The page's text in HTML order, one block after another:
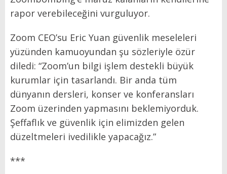
rapor verebileceğini vurguluyor.
Zoom CEO’su Eric Yuan güvenlik meseleleri
yüzünden kamuoyundan şu sözleriyle özür
diledi: “Zoom’un bilgi işlem destekli büyük
kurumlar için tasarlandı. Bir anda tüm
dünyanın dersleri, konser ve konferansları
Zoom üzerinden yapmasını beklemiyorduk.
Şeffaflık ve güvenlik için elimizden gelen
düzeltmeleri ivedilikle yapacağız.”
***